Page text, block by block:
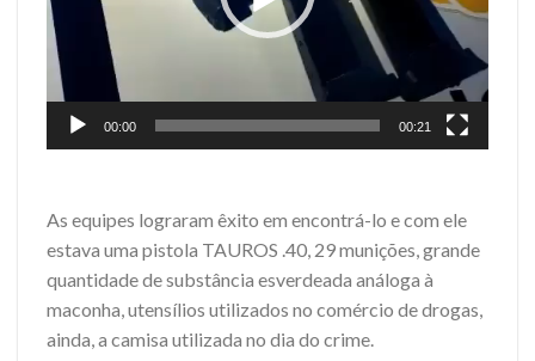
00:00 00:21
As equipes lograram êxito em encontrá-lo e com ele
estava uma pistola TAUROS .40, 29 munições, grande
quantidade de substância esverdeada análoga à
maconha, utensílios utilizados no comércio de drogas,
ainda, a camisa utilizada no dia do crime.